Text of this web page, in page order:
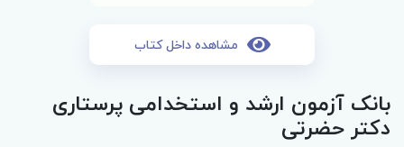
مشاهده داخل کتاب
بانک آزمون ارشد و استخدامی پرستاری
دکتر حضرتی